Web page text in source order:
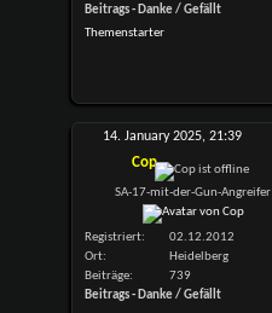
Beitrags - Danke / Gefällt
Themenstarter
14. January 2025, 21:39
Cop
SA-17-mit-der-Gun-Angreifer
Registriert
02.12.2012
Ort
Heidelberg
Beiträge
739
Beitrags - Danke / Gefällt